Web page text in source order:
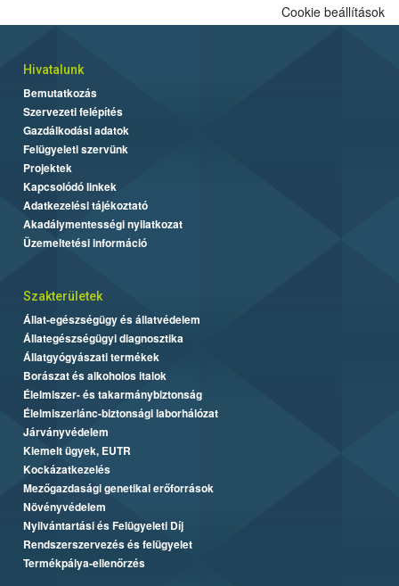
Cookie beállítások
Hivatalunk
Bemutatkozás
Szervezeti felépítés
Gazdálkodási adatok
Felügyeleti szervünk
Projektek
Kapcsolódó linkek
Adatkezelési tájékoztató
Akadálymentességi nyilatkozat
Üzemeltetési információ
Szakterületek
Állat-egészségügy és állatvédelem
Állategészségügyi diagnosztika
Állatgyógyászati termékek
Borászat és alkoholos italok
Élelmiszer- és takarmánybiztonság
Élelmiszerlánc-biztonsági laborhálózat
Járványvédelem
Kiemelt ügyek, EUTR
Kockázatkezelés
Mezőgazdasági genetikai erőforrások
Növényvédelem
Nyilvántartási és Felügyeleti Díj
Rendszerszervezés és felügyelet
Termékpálya-ellenőrzés